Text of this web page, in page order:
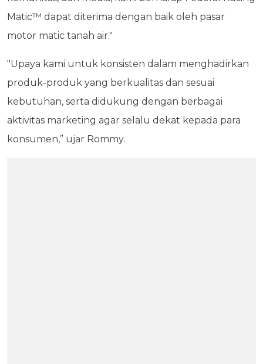
Matic™ dapat diterima dengan baik oleh pasar
motor matic tanah air."
"Upaya kami untuk konsisten dalam menghadirkan
produk-produk yang berkualitas dan sesuai
kebutuhan, serta didukung dengan berbagai
aktivitas marketing agar selalu dekat kepada para
konsumen,” ujar Rommy.